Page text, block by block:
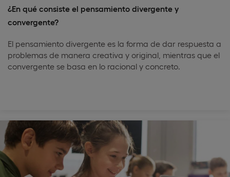
¿En qué consiste el pensamiento divergente y
convergente?
El pensamiento divergente es la forma de dar respuesta a
problemas de manera creativa y original, mientras que el
convergente se basa en lo racional y concreto.